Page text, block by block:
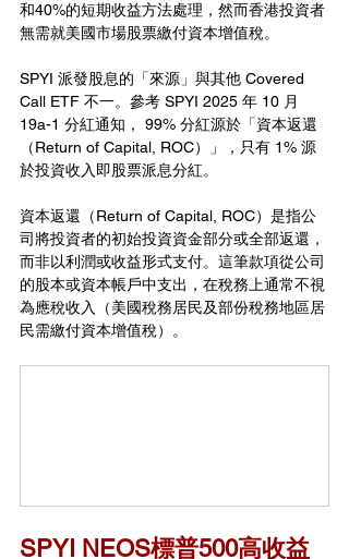
和40%的短期收益方法處理，然而香港投資者
無需就美國市場股票繳付資本增值稅。
SPYI 派發股息的「來源」與其他 Covered
Call ETF 不一。參考 SPYI 2025 年 10 月
19a-1 分紅通知， 99% 分紅源於「資本返還
（Return of Capital, ROC）」，只有 1% 源
於投資收入即股票派息分紅。
資本返還（Return of Capital, ROC）是指公
司將投資者的初始投資資金部分或全部返還，
而非以利潤或收益形式支付。這筆款項從公司
的股本或資本帳戶中支出，在稅務上通常不視
為應稅收入（美國稅務居民及部份稅務地區居
民需繳付資本增值稅）。
SPYI NEOS標普500高收益